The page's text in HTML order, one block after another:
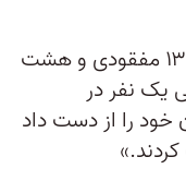
منصور درجاتی گفت: «در کلک‌چال ۱۳ مفقودی و هشت
یک نفر در
خود را از دست داد